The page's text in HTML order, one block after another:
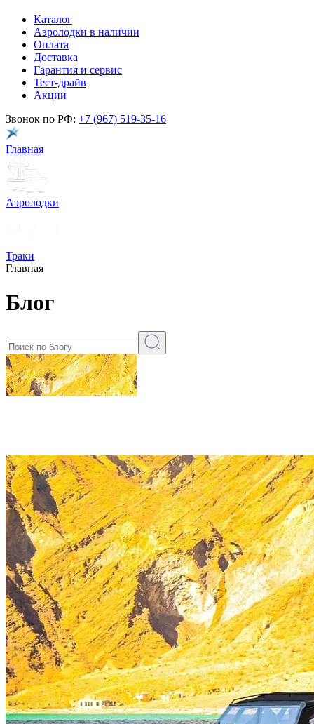
Каталог
Аэролодки в наличии
Оплата
Доставка
Гарантия и сервис
Тест-драйв
Акции
Звонок по РФ: +7 (967) 519-35-16
Главная
Аэролодки
Траки
Главная
Блог